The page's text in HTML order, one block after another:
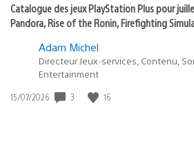
Catalogue des jeux PlayStation Plus pour
Pandora, Rise of the Ronin, Firefighting
Adam Michel
Directeur Jeux-services, Contenu,
Entertainment
Date
15/07/2026 3 16